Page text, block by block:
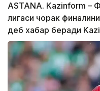
ASTANA. Kazinform –
лигаси чорак
деб хабар беради